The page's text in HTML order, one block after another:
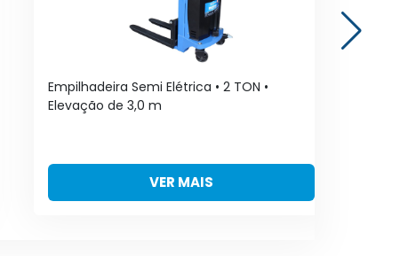
Empilhadeira Semi Elétrica • 2 TON •
Elevação de 3,0 m
VER MAIS